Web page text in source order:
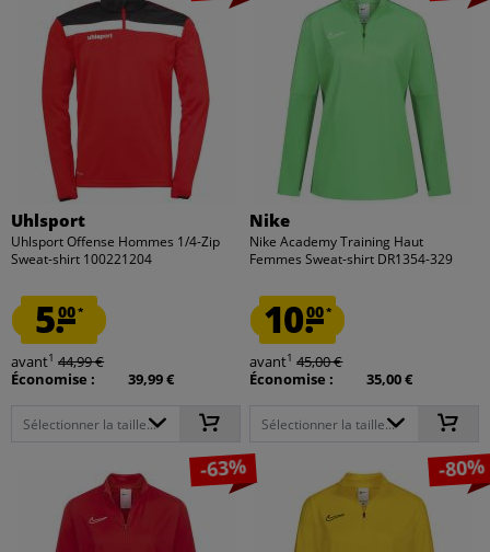
Uhlsport
Uhlsport Offense Hommes 1/4-Zip
Sweat-shirt 100221204
5.00*
avant1 44,99 €
Économise :
39,99 €
Sélectionner la taille...
Nike
Nike Academy Training Haut
Femmes Sweat-shirt DR1354-329
10.00*
avant1 45,00 €
Économise :
35,00 €
Sélectionner la taille...
-63% -80%